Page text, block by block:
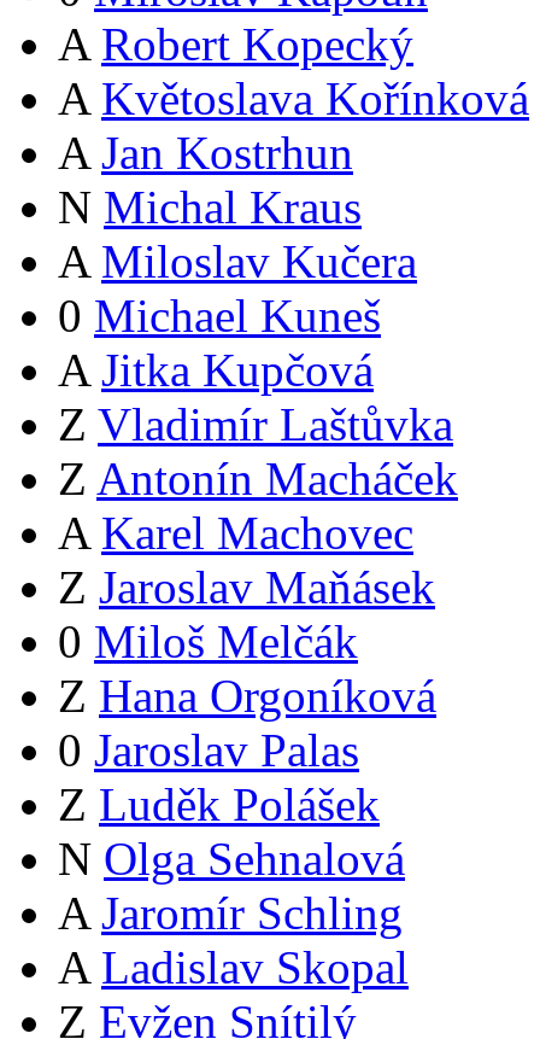
A Robert Kopecký
A Květoslava Kořínková
A Jan Kostrhun
N Michal Kraus
A Miloslav Kučera
0 Michael Kuneš
A Jitka Kupčová
Z Vladimír Laštůvka
Z Antonín Macháček
A Karel Machovec
Z Jaroslav Maňásek
0 Miloš Melčák
Z Hana Orgoníková
0 Jaroslav Palas
Z Luděk Polášek
N Olga Sehnalová
A Jaromír Schling
A Ladislav Skopal
Z Evžen Snítilý